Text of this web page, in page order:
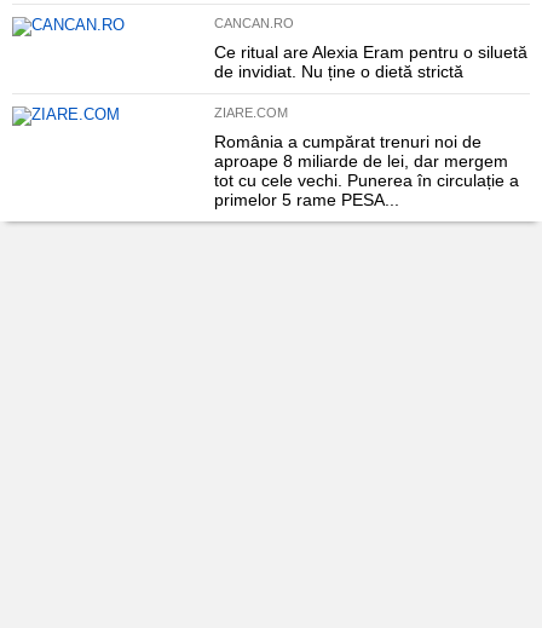
CANCAN.RO
Ce ritual are Alexia Eram pentru o siluetă
de invidiat. Nu ține o dietă strictă
ZIARE.COM
România a cumpărat trenuri noi de
aproape 8 miliarde de lei, dar mergem
tot cu cele vechi. Punerea în circulație a
primelor 5 rame PESA...